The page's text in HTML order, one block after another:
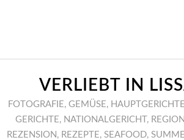
VERLIEBT IN
FOTOGRAFIE, GEMÜSE, HAUPTGERICHTE
GERICHTE, NATIONALGERICHT ,
REZENSION , REZEPTE, SEAFOOD,